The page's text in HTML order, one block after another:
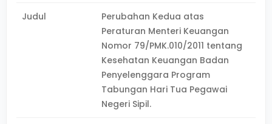
Judul
Perubahan Kedua atas
Peraturan Menteri Keuangan
Nomor 79/PMK.010/2011 tentang
Kesehatan Keuangan Badan
Penyelenggara Program
Tabungan Hari Tua Pegawai
Negeri Sipil.